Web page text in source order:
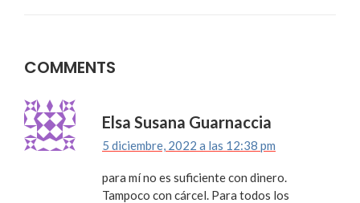
COMMENTS
Elsa Susana Guarnaccia
5 diciembre, 2022 a las 12:38 pm
para mí no es suficiente con dinero.
Tampoco con cárcel. Para todos los